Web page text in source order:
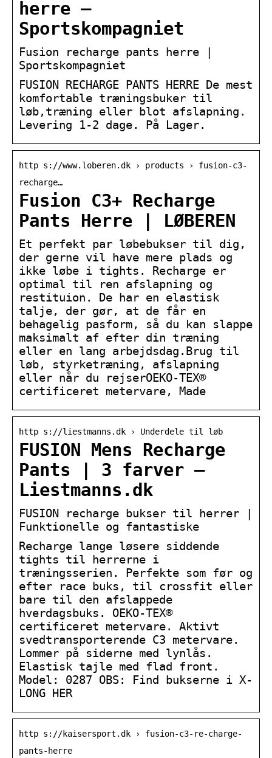
herre –
Sportskompagniet
Fusion recharge pants herre |
Sportskompagniet
FUSION RECHARGE PANTS HERRE De mest
komfortable træningsbuker til
løb,træning eller blot afslapning.
Levering 1-2 dage. På Lager.
http s://www.loberen.dk › products › fusion-c3-
recharge…
Fusion C3+ Recharge
Pants Herre | LØBEREN
Et perfekt par løbebukser til dig,
der gerne vil have mere plads og
ikke løbe i tights. Recharge er
optimal til ren afslapning og
restituion. De har en elastisk
talje, der gør, at de får en
behagelig pasform, så du kan slappe
maksimalt af efter din træning
eller en lang arbejdsdag.Brug til
løb, styrketræning, afslapning
eller når du rejserOEKO-TEX®
certificeret metervare, Made
http s://liestmanns.dk › Underdele til løb
FUSION Mens Recharge
Pants | 3 farver –
Liestmanns.dk
FUSION recharge bukser til herrer |
Funktionelle og fantastiske
Recharge lange løsere siddende
tights til herrerne i
træningsserien. Perfekte som før og
efter race buks, til crossfit eller
bare til den afslappede
hverdagsbuks. OEKO-TEX®
certificeret metervare. Aktivt
svedtransporterende C3 metervare.
Lommer på siderne med lynlås.
Elastisk tajle med flad front.
Model: 0287 OBS: Find bukserne i X-
LONG HER
http s://kaisersport.dk › fusion-c3-re-charge-
pants-herre